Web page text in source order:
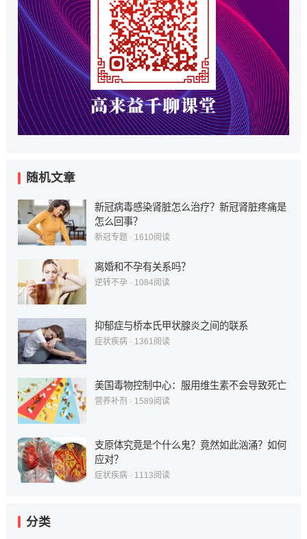
随机文章
新冠病毒感染肾脏怎么治疗？新冠肾脏疼痛是
怎么回事？
新冠专题 · 1610阅读
离婚和不孕有关系吗？
逆转不孕· 1084阅读
抑郁症与桥本氏甲状腺炎之间的联系
症状疾病· 1361阅读
美国毒物控制中心：服用维生素不会导致死亡
营养补剂 · 1589阅读
支原体究竟是个什么鬼？竟然如此汹涌？如何
应对？
症状疾病· 1113阅读
分类